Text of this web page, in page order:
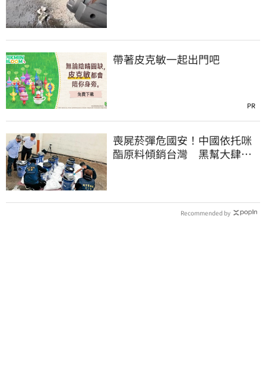
帶著皮克敏一起出門吧
PR
喪屍菸彈危國安！中國依托咪
酯原料傾銷台灣 黑幫大肆走
Recommended by